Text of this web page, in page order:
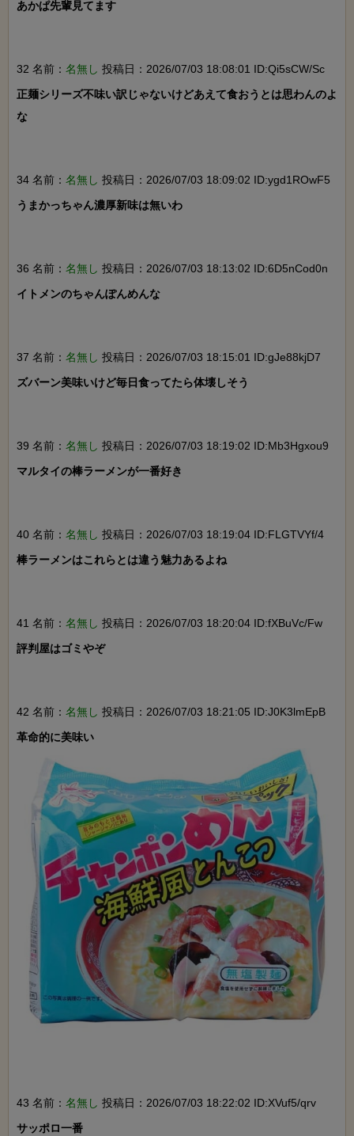
あかぱ先輩見てます
32 名前： 名無し 投稿日：2026/07/03 18:08:01 ID:Qi5sCW/Sc
正麺シリーズ不味い訳じゃないけどあえて食おうとは思わんのよ
な
34 名前： 名無し 投稿日：2026/07/03 18:09:02 ID:ygd1ROwF5
うまかっちゃん濃厚新味は無いわ
36 名前： 名無し 投稿日：2026/07/03 18:13:02 ID:6D5nCod0n
イトメンのちゃんぽんめんな
37 名前： 名無し 投稿日：2026/07/03 18:15:01 ID:gJe88kjD7
ズバーン美味いけど毎日食ってたら体壊しそう
39 名前： 名無し 投稿日：2026/07/03 18:19:02 ID:Mb3Hgxou9
マルタイの棒ラーメンが一番好き
40 名前： 名無し 投稿日：2026/07/03 18:19:04 ID:FLGTVYf/4
棒ラーメンはこれらとは違う魅力あるよね
41 名前： 名無し 投稿日：2026/07/03 18:20:04 ID:fXBuVc/Fw
評判屋はゴミやぞ
42 名前： 名無し 投稿日：2026/07/03 18:21:05 ID:J0K3lmEpB
43 名前： 名無し 投稿日：2026/07/03 18:22:02 ID:XVuf5/qrv
サッポロ一番